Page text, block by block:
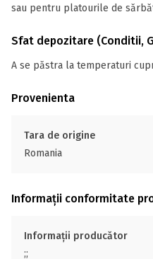
sau pentru platourile de
Sfat depozitare (Conditii,
A se păstra la temperaturi
Provenienta
Tara de origine
Romania
Informații conformitate
Informații producător
;;